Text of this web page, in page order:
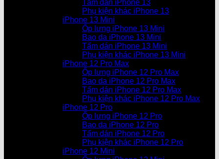
Tấm dán iPhone 13
Phụ kiện khác iPhone 13
iPhone 13 Mini
Ốp lưng iPhone 13 Mini
Bao da iPhone 13 Mini
Tấm dán iPhone 13 Mini
Phụ kiện khác iPhone 13 Mini
iPhone 12 Pro Max
Ốp lưng iPhone 12 Pro Max
Bao da iPhone 12 Pro Max
Tấm dán iPhone 12 Pro Max
Phụ kiện khác iPhone 12 Pro Max
iPhone 12 Pro
Ốp lưng iPhone 12 Pro
Bao da iPhone 12 Pro
Tấm dán iPhone 12 Pro
Phụ kiện khác iPhone 12 Pro
iPhone 12 Mini